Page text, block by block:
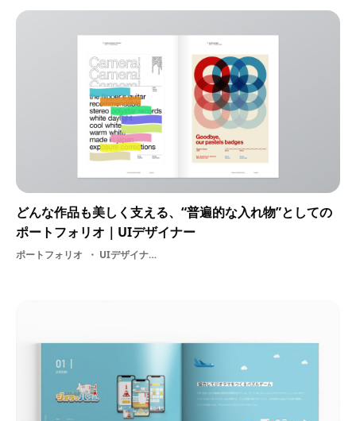
どんな作品も美しく支える、“普遍的な入れ物”としての
ポートフォリオ｜UIデザイナー
ポートフォリオ UIデザイナー・ グラフィックデザイナー・ ヒント